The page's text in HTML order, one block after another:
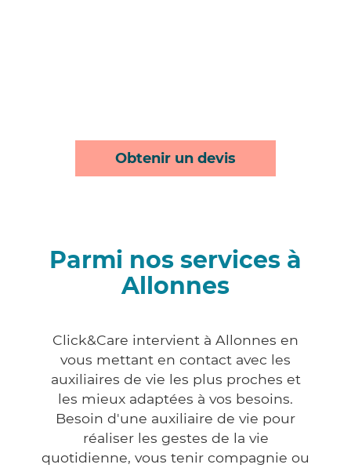
Obtenir un devis
Parmi nos services à
Allonnes
Click&Care intervient à Allonnes en
vous mettant en contact avec les
auxiliaires de vie les plus proches et
les mieux adaptées à vos besoins.
Besoin d'une auxiliaire de vie pour
réaliser les gestes de la vie
quotidienne, vous tenir compagnie ou